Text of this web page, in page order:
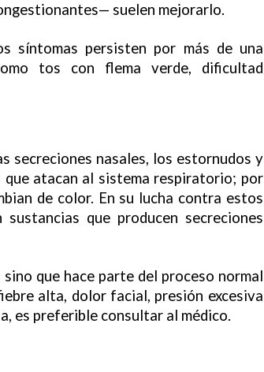
suelen mejorarlo.
síntomas persisten por más de una
tos con flema verde, dificultad
secreciones nasales, los estornudos y
que atacan al sistema respiratorio; por
de color. En su lucha contra estos
que producen secreciones
que hace parte del proceso normal
alta, dolor facial, presión excesiva
es preferible consultar al médico.